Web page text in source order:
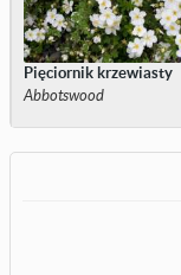
Pięciornik krzewiasty
Abbotswood